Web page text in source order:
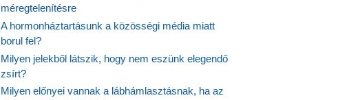
méregtelenítésre
A hormonháztartásunk a közösségi média miatt
borul fel?
Milyen jelekből látszik, hogy nem eszünk elegendő
zsírt?
Milyen előnyei vannak a lábhámlasztásnak, ha az